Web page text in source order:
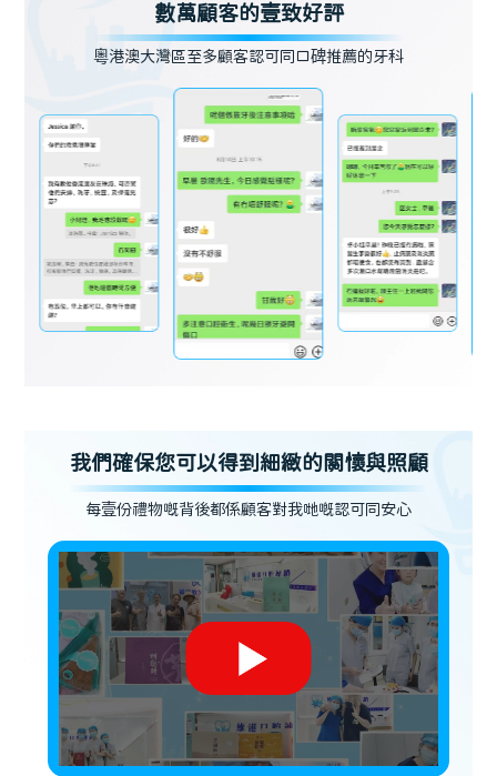
數萬顧客的壹致好評
粵港澳大灣區至多顧客認可同口碑推薦的牙科
我們確保您可以得到細緻的關懷與照顧
每壹份禮物嘅背後都係顧客對我哋嘅認可同安心